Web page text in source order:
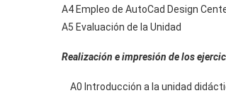
A4 Empleo de AutoCad Design
A5 Evaluación de la Unidad
Realización e impresión de los
A0 Introducción a la unidad